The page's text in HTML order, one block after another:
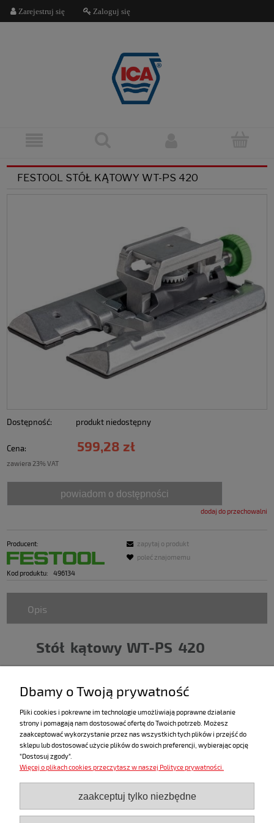
Zarejestruj się Zaloguj się
FESTOOL STÓŁ KĄTOWY WT-PS 420
Dostępność: produkt niedostępny
Cena: 599,28 zł
zawiera 23% VAT
powiadom o dostępności
dodaj do przechowalni
Producent:
Kod produktu: 496134
zapytaj o produkt
poleć znajomemu
Opis
Stół kątowy WT-PS 420
do PS(C) 400/420, PSB(C) 400/420
POMOC
Dbamy o Twoją prywatność
Pliki cookies i pokrewne im technologie umożliwiają poprawne działanie
strony i pomagają nam dostosować ofertę do Twoich potrzeb. Możesz
zaakceptować wykorzystanie przez nas wszystkich tych plików i przejść do
sklepu lub dostosować użycie plików do swoich preferencji, wybierając opcję
"Dostosuj zgody".
Więcej o plikach cookies przeczytasz w naszej Polityce prywatności.
zaakceptuj tylko niezbędne